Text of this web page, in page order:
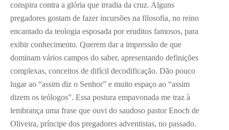
conspira contra a glória que irradia da cruz. Alguns
pregadores gostam de fazer incursões na filosofia, no reino
encantado da teologia esposada por eruditos famosos, para
exibir conhecimento. Querem dar a impressão de que
dominam vários campos do saber, apresentando definições
complexas, conceitos de difícil decodificação. Dão pouco
lugar ao “assim diz o Senhor” e muito espaço ao “assim
dizem os teólogos”. Essa postura empavonada me traz à
lembrança uma frase que ouvi do saudoso pastor Enoch de
Oliveira, príncipe dos pregadores adventistas, no passado.